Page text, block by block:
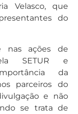
Velasco, que
do
nas ações de
SETUR e
da
parceiros do
e não
se trata de